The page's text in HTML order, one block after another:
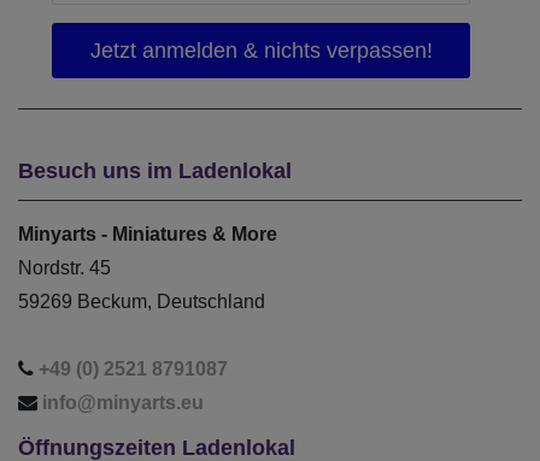
Besuch uns im Ladenlokal
Minyarts - Miniatures & More
Nordstr. 45
59269 Beckum, Deutschland
+49 (0) 2521 8791087
info@minyarts.eu
Öffnungszeiten Ladenlokal